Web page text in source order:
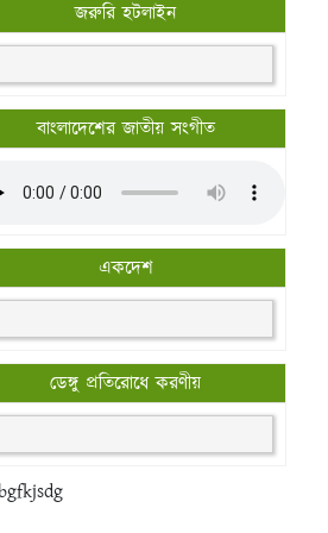
জরুরি হটলাইন
বাংলাদেশের জাতীয় সংগীত
একদেশ
ডেঙ্গু প্রতিরোধে করণীয়